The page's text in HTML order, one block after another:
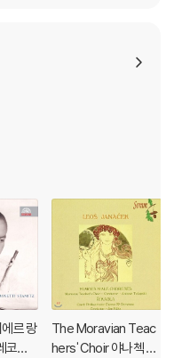
르 랑
코딩
The Moravian Teac
hers' Choir 야나첵 유